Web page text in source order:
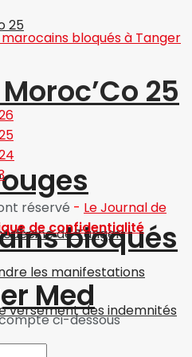
25
bloqués
Med
réservé - Le Journal de
de confidentialité
ci-dessous